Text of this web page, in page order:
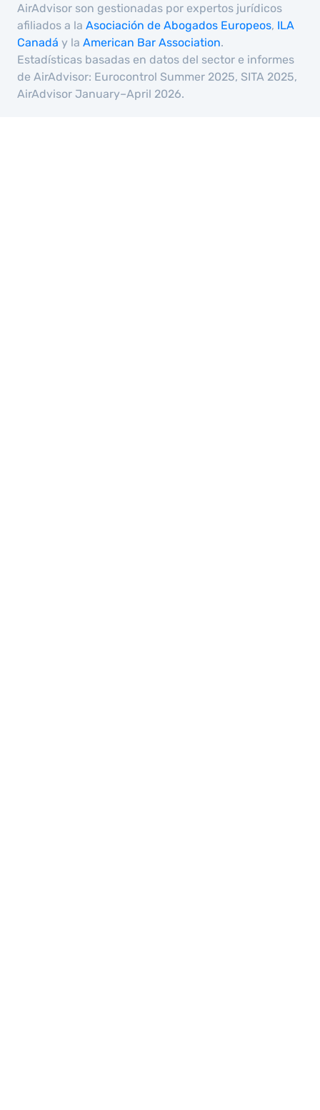
AirAdvisor son gestionadas por expertos jurídicos
afiliados a la Asociación de Abogados Europeos, ILA
Canadá y la American Bar Association.
Estadísticas basadas en datos del sector e informes
de AirAdvisor: Eurocontrol Summer 2025, SITA 2025,
AirAdvisor January–April 2026.